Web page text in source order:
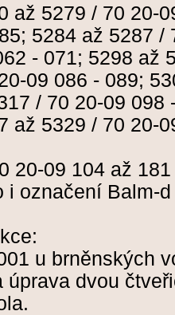
až 5279 / 70 20-
5284 až 5287 /
- 071; 5298 až
09 086 - 089;
/ 70 20-09 098
až 5329 / 70 20-
20-09 104 až 181
i označení Balm-
u brněnských
úprava dvou